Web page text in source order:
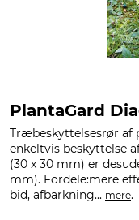
PlantaGard
Træbeskyttelsesrør
enkeltvis beskyttelse
(30 x 30 mm) er
mm). Fordele:mere
bid, afbarkning... mere.